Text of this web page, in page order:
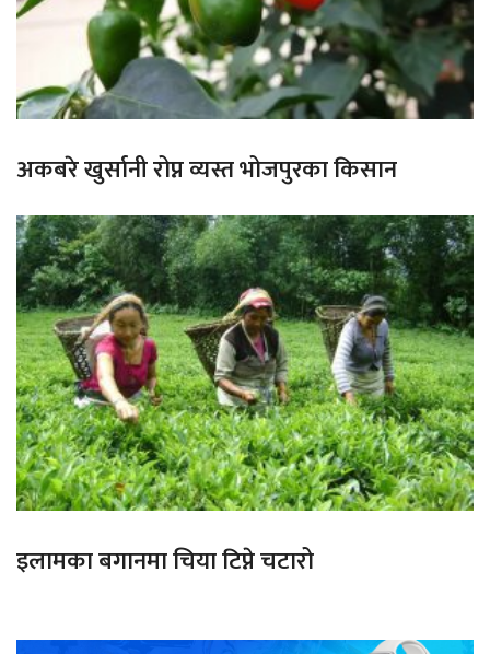
अकबरे खुर्सानी रोप्न व्यस्त भोजपुरका किसान
इलामका बगानमा चिया टिप्ने चटारो